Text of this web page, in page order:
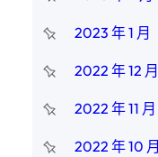
2023 年 1 月
2022 年 12 月
2022 年 11 月
2022 年 10 月